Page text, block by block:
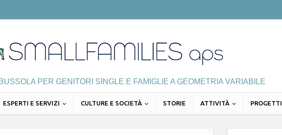
PER GENITORI SINGLE E FAMIGLIE A GEOMETRIA VARIABILE
ESPERTI E SERVIZI CULTURE E SOCIETÀ STORIE ATTIVITÀ PROGETTI